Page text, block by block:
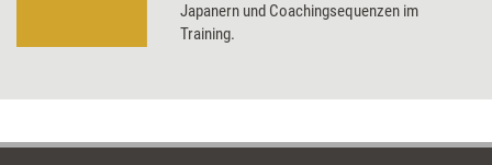
Japanern und Coachingsequenzen im
Training.